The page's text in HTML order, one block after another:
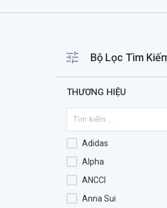
Bộ Lọc Tìm
THƯƠNG HIỆU
Adidas
Alpha
ANCCI
Anna Sui